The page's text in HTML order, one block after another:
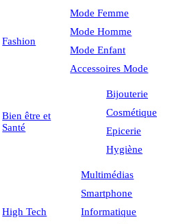
Fashion
Mode Femme
Mode Homme
Mode Enfant
Accessoires Mode
Bien être et
Santé
Bijouterie
Cosmétique
Epicerie
Hygiène
High Tech
Multimédias
Smartphone
Informatique